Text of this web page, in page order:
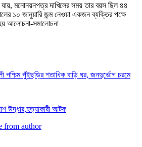
যায়, মনোনয়নপত্র দাখিলের সময় তার বয়স ছিল ৪৪
১০ জানুয়ারি জন্ম নেওয়া একজন ব্যক্তির পক্ষে
আলোচনা-সমালোচনা
পশ্চিম পুঁইছড়ির শতাধিক বাড়ি ঘর, জনদুর্ভোগ চরমে
উদ্ধার,হত্যাকারী আটক
from author